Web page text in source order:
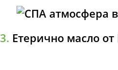
3. Етерично масло